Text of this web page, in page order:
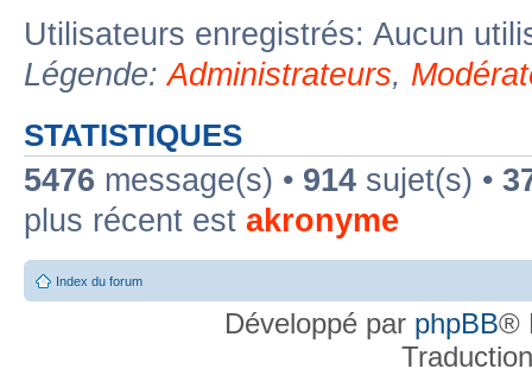
Utilisateurs enregistrés: Aucun
Légende:Administrateurs,
STATISTIQUES
5476 message(s) • 914 sujet(s) •
plus récent est akronyme
Index du forum
Développé par phpBB®